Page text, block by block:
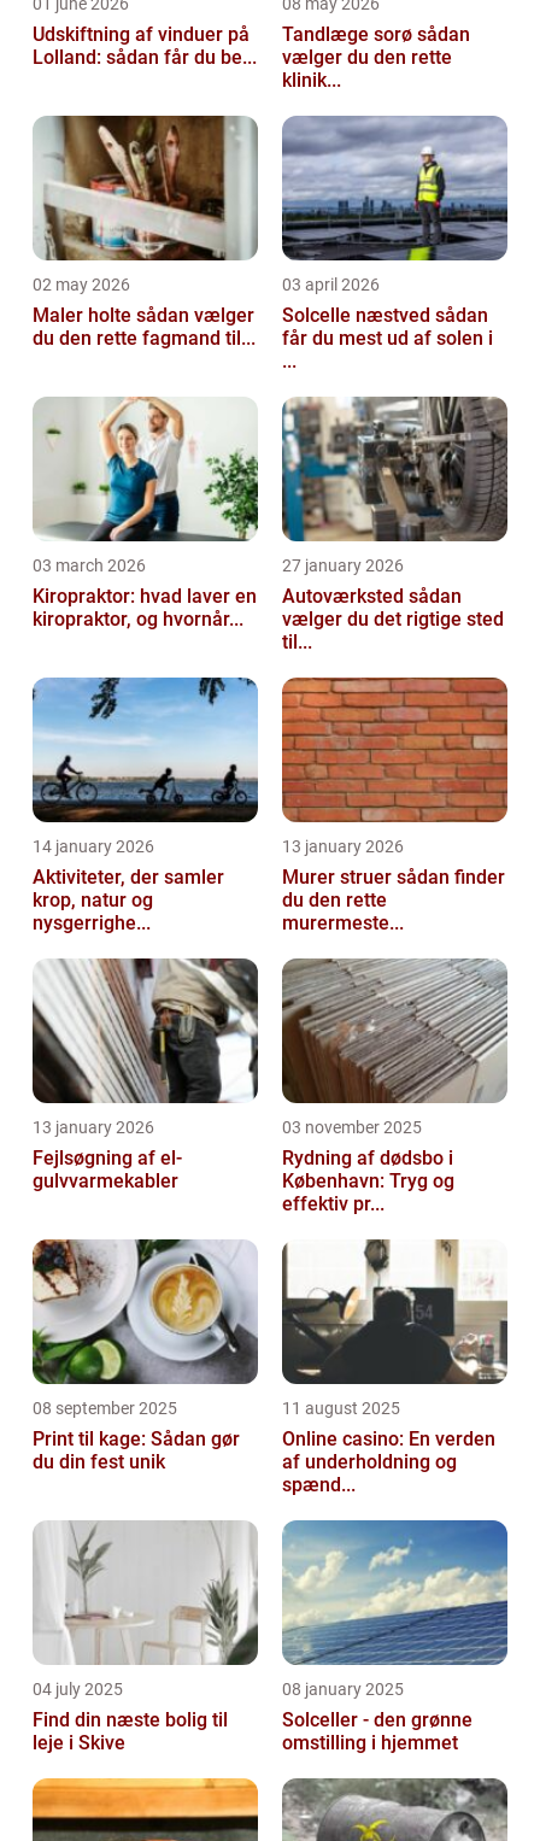
Udskiftning af vinduer på
Lolland: sådan får du be...
Tandlæge sorø sådan
vælger du den rette
klinik...
02 may 2026
Maler holte sådan vælger
du den rette fagmand til...
03 april 2026
Solcelle næstved sådan
får du mest ud af solen i
...
03 march 2026
Kiropraktor: hvad laver en
kiropraktor, og hvornår...
27 january 2026
Autoværksted sådan
vælger du det rigtige sted
til...
14 january 2026
Aktiviteter, der samler
krop, natur og
nysgerrighe...
13 january 2026
Murer struer sådan finder
du den rette
murermeste...
13 january 2026
Fejlsøgning af el-
gulvvarmekabler
03 november 2025
Rydning af dødsbo i
København: Tryg og
effektiv pr...
08 september 2025
Print til kage: Sådan gør
du din fest unik
11 august 2025
Online casino: En verden
af underholdning og
spænd...
04 july 2025
Find din næste bolig til
leje i Skive
08 january 2025
Solceller - den grønne
omstilling i hjemmet